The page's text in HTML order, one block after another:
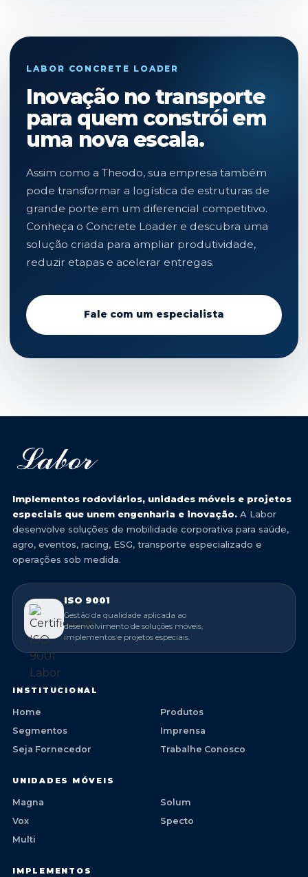
LABOR CONCRETE LOADER
Inovação no transporte
para quem constrói em
uma nova escala.
Assim como a Theodo, sua empresa também
pode transformar a logística de estruturas de
grande porte em um diferencial competitivo.
Conheça o Concrete Loader e descubra uma
solução criada para ampliar produtividade,
reduzir etapas e acelerar entregas.
Fale com um especialista
Implementos rodoviários, unidades móveis e projetos
especiais que unem engenharia e inovação. A Labor
desenvolve soluções de mobilidade corporativa para saúde,
agro, eventos, racing, ESG, transporte especializado e
operações sob medida.
ISO 9001
Gestão da qualidade aplicada ao
desenvolvimento de soluções móveis,
implementos e projetos especiais.
INSTITUCIONAL
Home
Produtos
Segmentos
Imprensa
Seja Fornecedor
Trabalhe Conosco
UNIDADES MÓVEIS
Magna
Solum
Vox
Specto
Multi
IMPLEMENTOS